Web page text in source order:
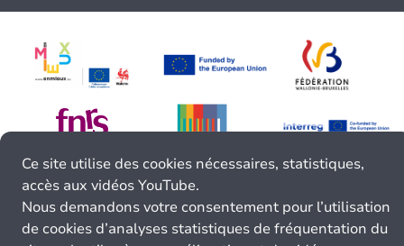
Ce site utilise des cookies nécessaires, statistiques,
accès aux vidéos YouTube.
Nous demandons votre consentement pour l’utilisation
de cookies d’analyses statistiques de fréquentation du